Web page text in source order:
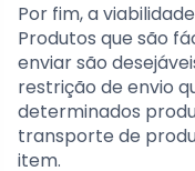
Por fim, a
Produtos que são
enviar são
restrição de envio
determinados
transporte de
item.